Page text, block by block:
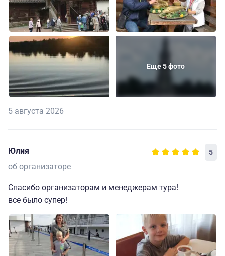
Еще 5 фото
5 августа 2026
Юлия 5
об организаторе
Спасибо организаторам и менеджерам тура!
все было супер!